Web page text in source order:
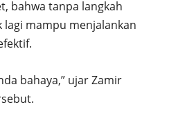
bahwa tanpa langkah
lagi mampu menjalankan
bahaya,” ujar Zamir